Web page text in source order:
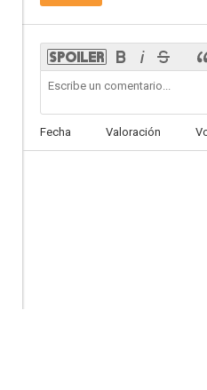
Fecha Valoración